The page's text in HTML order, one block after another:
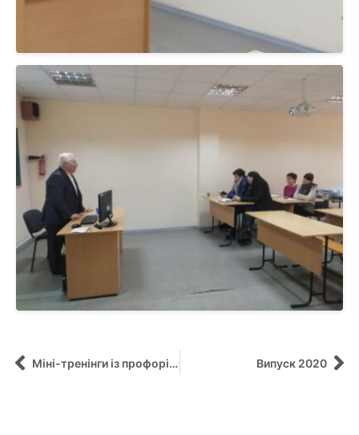
Міні-тренінги із профорієнтації Випуск 2020